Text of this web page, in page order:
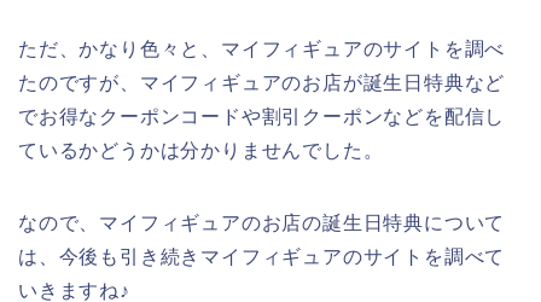
ただ、かなり色々と、マイフィギュアのサイトを調べ
たのですが、マイフィギュアのお店が誕生日特典など
でお得なクーポンコードや割引クーポンなどを配信し
ているかどうかは分かりませんでした。
なので、マイフィギュアのお店の誕生日特典について
は、今後も引き続きマイフィギュアのサイトを調べて
いきますね♪